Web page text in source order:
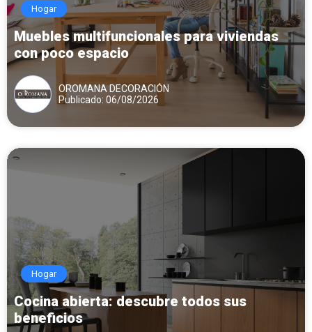
Hogar
Muebles multifuncionales para viviendas
con poco espacio
OROMANA DECORACIÓN
Publicado: 06/08/2026
Hogar
Cocina abierta: descubre todos sus
beneficios